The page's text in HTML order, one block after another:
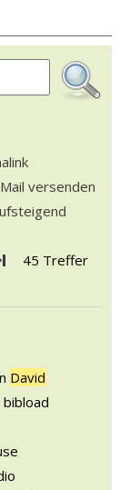
versenden
nächsten Seite
Zur letzten Seite
45 Treffer
David
bibload